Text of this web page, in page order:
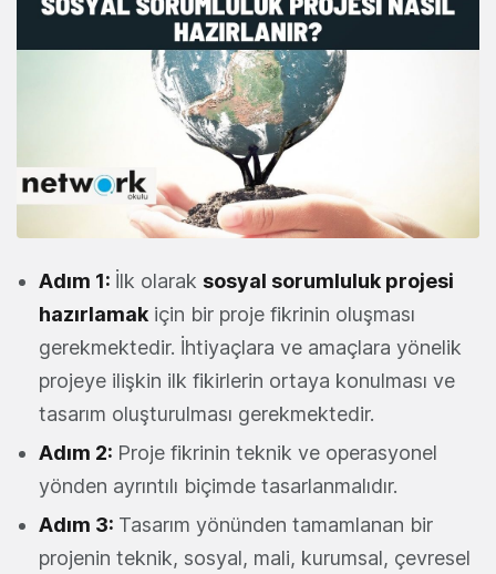
Adım 1: İlk olarak sosyal sorumluluk projesi
hazırlamak için bir proje fikrinin oluşması
gerekmektedir. İhtiyaçlara ve amaçlara yönelik
projeye ilişkin ilk fikirlerin ortaya konulması ve
tasarım oluşturulması gerekmektedir.
Adım 2: Proje fikrinin teknik ve operasyonel
yönden ayrıntılı biçimde tasarlanmalıdır.
Adım 3: Tasarım yönünden tamamlanan bir
projenin teknik, sosyal, mali, kurumsal, çevresel